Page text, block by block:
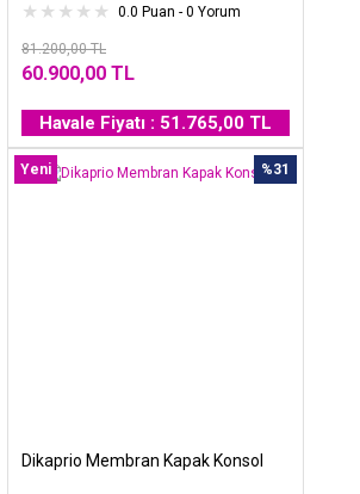
0.0 Puan - 0 Yorum
81.200,00 TL
60.900,00 TL
Havale Fiyatı : 51.765,00 TL
%31
Yeni
Dikaprio Membran Kapak Konsol